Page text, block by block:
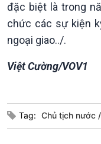
Podcast
đặc biệt là trong
chức các sự kiện
ngoại giao../.
Việt Cường/VOV1
Tag: Chủ tịch nước